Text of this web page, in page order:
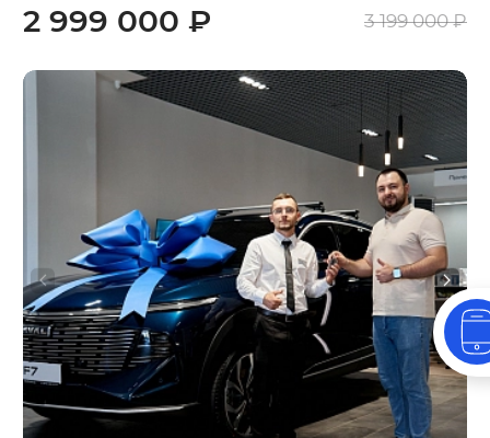
2 999 000 ₽ 3 199 000 ₽